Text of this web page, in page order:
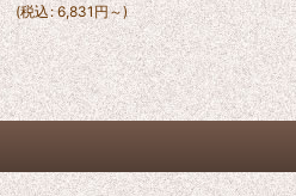
(税込: 6,831円～)